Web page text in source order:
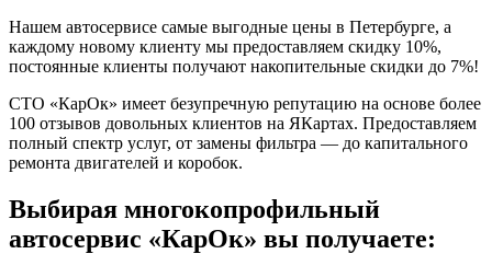
Нашем автосервисе самые выгодные цены в Петербурге, а
каждому новому клиенту мы предоставляем скидку 10%,
постоянные клиенты получают накопительные скидки до 7%!
СТО «КарОк» имеет безупречную репутацию на основе более
100 отзывов довольных клиентов на ЯКартах. Предоставляем
полный спектр услуг, от замены фильтра — до капитального
ремонта двигателей и коробок.
Выбирая многокопрофильный
автосервис «КарОк» вы получаете: